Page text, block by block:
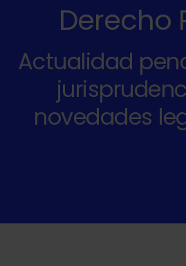
Derecho
Actualidad
novedades